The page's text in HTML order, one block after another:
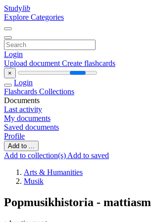
Studylib
Explore Categories
Login
Upload document Create flashcards
×
Login
Flashcards Collections
Documents
Last activity
My documents
Saved documents
Profile
Add to ...
Add to collection(s) Add to saved
Arts & Humanities
Musik
Popmusikhistoria -